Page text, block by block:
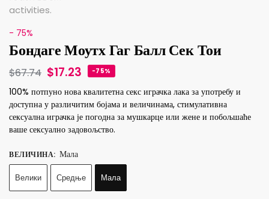
- 75%
Бондаге Моутх Гаг Балл Сек Тои
$67.74 $17.23 -75%
100% потпуно нова квалитетна секс играчка лака за употребу и
доступна у различитим бојама и величинама, стимулативна
сексуална играчка је погодна за мушкарце или жене и побољшаће
ваше сексуално задовољство.
ВЕЛИЧИНА: Мала
Велики Средње Мала